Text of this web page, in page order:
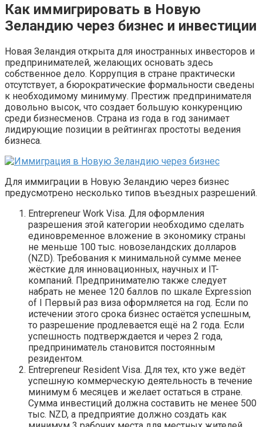
Как иммигрировать в Новую
Зеландию через бизнес и инвестиции
Новая Зеландия открыта для иностранных инвесторов и
предпринимателей, желающих основать здесь
собственное дело. Коррупция в стране практически
отсутствует, а бюрократические формальности сведены
к необходимому минимуму. Престиж предпринимателя
довольно высок, что создает большую конкуренцию
среди бизнесменов. Страна из года в год занимает
лидирующие позиции в рейтингах простоты ведения
бизнеса.
Для иммиграции в Новую Зеландию через бизнес
предусмотрено несколько типов въездных разрешений.
Entrepreneur Work Visa. Для оформления
разрешения этой категории необходимо сделать
единовременное вложение в экономику страны
не меньше 100 тыс. новозеландских долларов
(NZD). Требования к минимальной сумме менее
жёсткие для инновационных, научных и IT-
компаний. Предпринимателю также следует
набрать не менее 120 баллов по шкале Expression
of I Первый раз виза оформляется на год. Если по
истечении этого срока бизнес остаётся успешным,
то разрешение продлевается ещё на 2 года. Если
успешность подтверждается и через 2 года,
предприниматель становится постоянным
резидентом.
Entrepreneur Resident Visа. Для тех, кто уже ведёт
успешную коммерческую деятельность в течение
минимум 6 месяцев и желает остаться в стране.
Сумма инвестиций должна составить не менее 500
тыс. NZD, а предприятие должно создать как